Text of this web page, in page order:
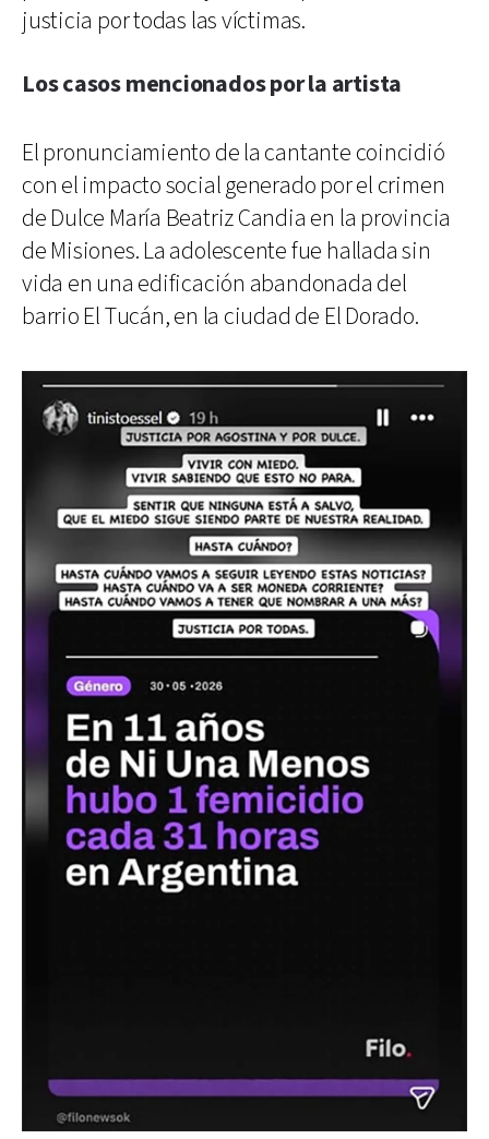
justicia por todas las víctimas.
Los casos mencionados por la artista
El pronunciamiento de la cantante coincidió
con el impacto social generado por el crimen
de Dulce María Beatriz Candia en la provincia
de Misiones. La adolescente fue hallada sin
vida en una edificación abandonada del
barrio El Tucán, en la ciudad de El Dorado.